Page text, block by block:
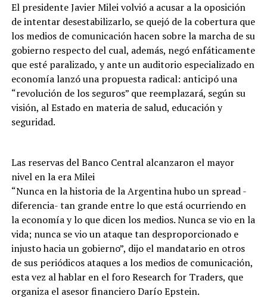
El presidente Javier Milei volvió a acusar a la oposición
de intentar desestabilizarlo, se quejó de la cobertura que
los medios de comunicación hacen sobre la marcha de su
gobierno respecto del cual, además, negó enfáticamente
que esté paralizado, y ante un auditorio especializado en
economía lanzó una propuesta radical: anticipó una
“revolución de los seguros” que reemplazará, según su
visión, al Estado en materia de salud, educación y
seguridad.
Las reservas del Banco Central alcanzaron el mayor
nivel en la era Milei
“Nunca en la historia de la Argentina hubo un spread -
diferencia- tan grande entre lo que está ocurriendo en
la economía y lo que dicen los medios. Nunca se vio en la
vida; nunca se vio un ataque tan desproporcionado e
injusto hacia un gobierno”, dijo el mandatario en otros
de sus periódicos ataques a los medios de comunicación,
esta vez al hablar en el foro Research for Traders, que
organiza el asesor financiero Darío Epstein.